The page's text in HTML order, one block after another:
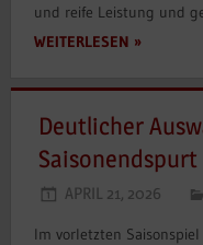
und reife Leistung und
WEITERLESEN
Deutlicher
Saisonendspurt
APRIL 21, 2026
Im vorletzten